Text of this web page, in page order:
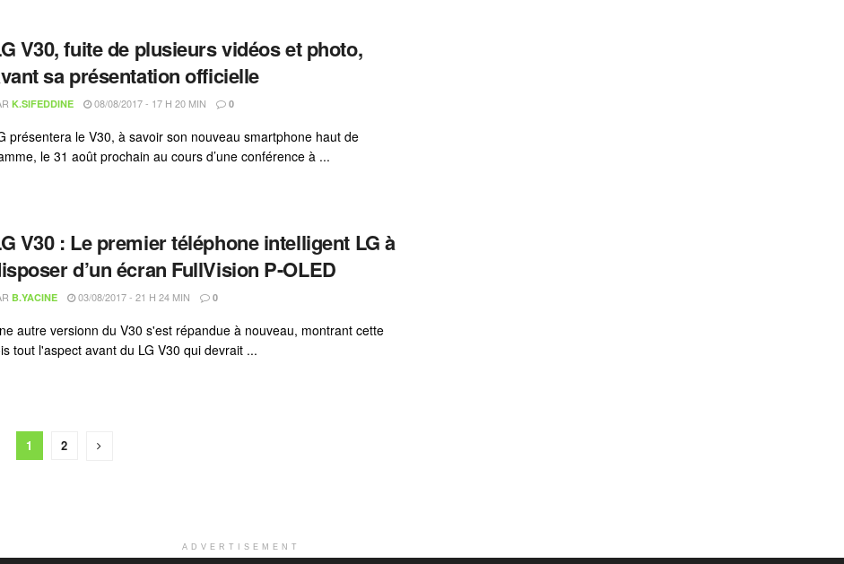
V30, fuite de plusieurs vidéos et photo,
sa présentation officielle
K.SIFEDDINE 08/08/2017 - 17 H 20 MIN 0
présentera le V30, à savoir son nouveau smartphone haut de
le 31 août prochain au cours d’une conférence à ...
V30 : Le premier téléphone intelligent LG à
d’un écran FullVision P-OLED
B.YACINE 03/08/2017 - 21 H 24 MIN 0
autre versionn du V30 s'est répandue à nouveau, montrant cette
tout l'aspect avant du LG V30 qui devrait ...
1 2
ADVERTISEMENT